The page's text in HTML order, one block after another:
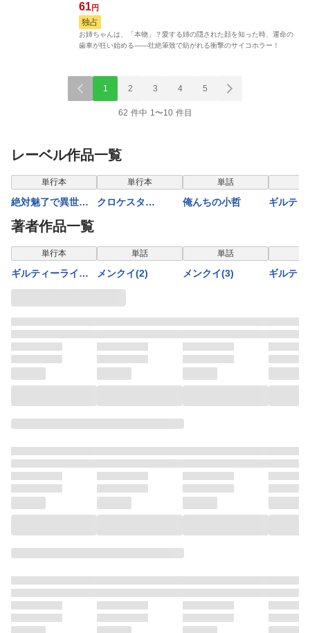
61円
独占
お姉ちゃんは、「本物」？愛する姉の隠された顔を知った時、運命の
歯車が狂い始める――壮絶筆致で紡がれる衝撃のサイコホラー！
1 2 3 4 5
62 件中 1〜10 件目
レーベル作品一覧
表示制限中
単行本
絶対魅了で異世界
攻略！～高慢女わ
からせハーレム計
画～【電子単行
本】2巻
単行本
クロケスタ
行本】1巻
単話
俺んちの小哲
ギルテ
著者作品一覧
単行本
ギルティーライア
ーウェディングシ
単話
メンクイ(2)
単話
メンクイ(3)
ギルテ